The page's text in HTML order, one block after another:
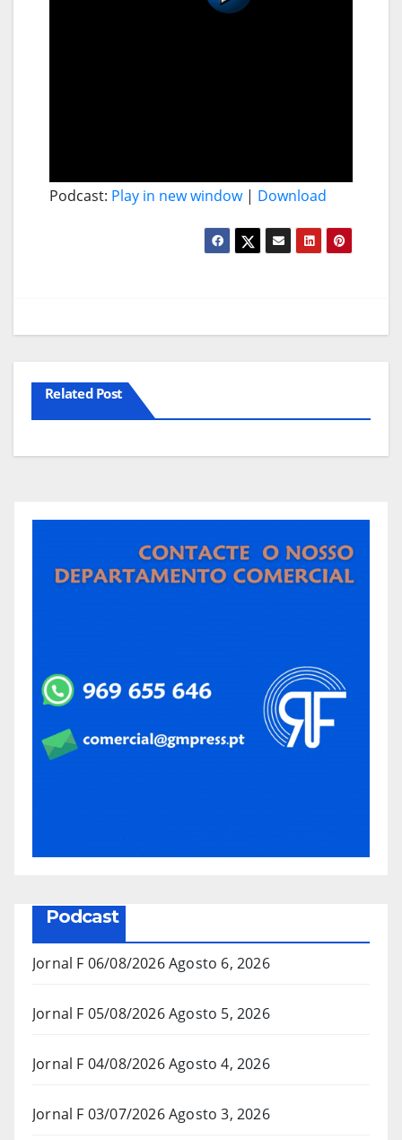
Podcast: Play in new window| Download
Related Post
Podcast
Jornal F 06/08/2026Agosto 6, 2026
Jornal F 05/08/2026Agosto 5, 2026
Jornal F 04/08/2026Agosto 4, 2026
Jornal F 03/07/2026Agosto 3, 2026